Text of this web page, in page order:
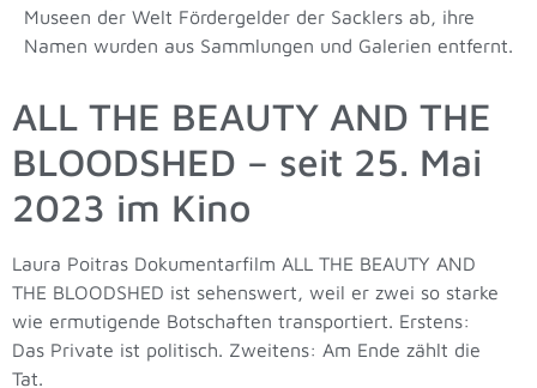
Museen der Welt Fördergelder der Sacklers ab, ihre
Namen wurden aus Sammlungen und Galerien entfernt.
ALL THE BEAUTY AND THE
BLOODSHED – seit 25. Mai
2023 im Kino
Laura Poitras Dokumentarfilm ALL THE BEAUTY AND
THE BLOODSHED ist sehenswert, weil er zwei so starke
wie ermutigende Botschaften transportiert. Erstens:
Das Private ist politisch. Zweitens: Am Ende zählt die
Tat.